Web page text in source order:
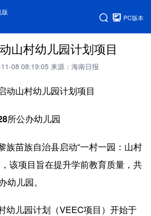
版
PC版本
山村幼儿园计划项目
08 08:19:05 来源：海南日报
山村幼儿园计划项目
公办幼儿园
苗族自治县启动“一村一园：山村
该项目旨在提升学前教育质量，共
幼儿园。
儿园计划（VEEC项目）开始于